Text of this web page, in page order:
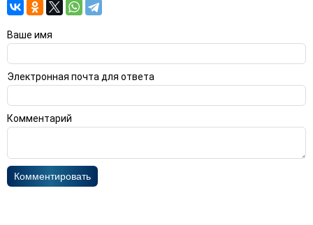
Ваше имя
Электронная почта для ответа
Комментарий
Комментировать